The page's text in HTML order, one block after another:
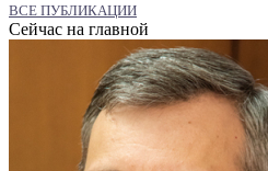
ВСЕ ПУБЛИКАЦИИ
Сейчас на главной